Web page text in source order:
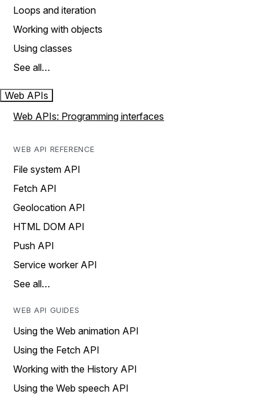
Loops and iteration
Working with objects
Using classes
See all…
Web APIs
Web APIs: Programming interfaces
WEB API REFERENCE
File system API
Fetch API
Geolocation API
HTML DOM API
Push API
Service worker API
See all…
WEB API GUIDES
Using the Web animation API
Using the Fetch API
Working with the History API
Using the Web speech API